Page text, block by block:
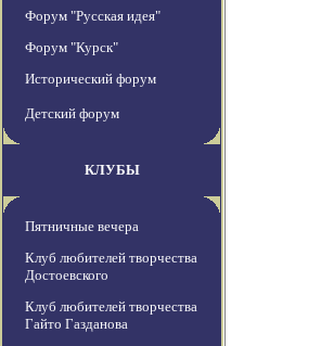
Форум "Русская идея"
Форум "Курск"
Исторический форум
Детский форум
КЛУБЫ
Пятничные вечера
Клуб любителей творчества
Достоевского
Клуб любителей творчества
Гайто Газданова